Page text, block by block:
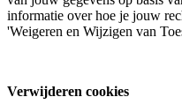
informatie over hoe je jouw
'Weigeren en Wijzigen van
Verwijderen cookies ​